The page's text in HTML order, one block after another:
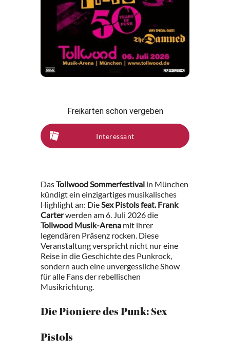
Freikarten schon vergeben
Interessant
DasTollwood Sommerfestival in München
kündigt ein einzigartiges musikalisches
Highlight an: DieSex Pistols feat. Frank
Carterwerden am 6. Juli 2026 die
Tollwood Musik-Arena mit ihrer
legendären Präsenz rocken. Diese
Veranstaltung verspricht nicht nur eine
Reise in die Geschichte des Punkrock,
sondern auch eine unvergessliche Show
für alle Fans der rebellischen
Musikrichtung.
Die Pioniere des Punk: Sex
Pistols